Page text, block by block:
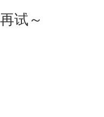
试～